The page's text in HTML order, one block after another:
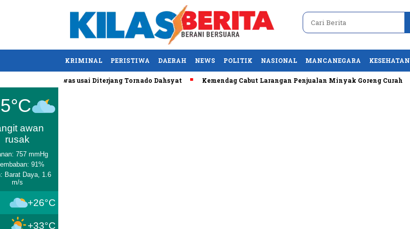
KRIMINAL PERISTIWA DAERAH NEWS POLITIK NASIONAL MANCANEGARA KESEHATAN
AS Tewas usai Diterjang Tornado Dahsyat Kemendag Cabut Larangan Penjualan Minyak Goreng Curah
awan
rusak
757 mmHg
91%
Barat Daya, 1.6
m/s
+26°C
+33°C